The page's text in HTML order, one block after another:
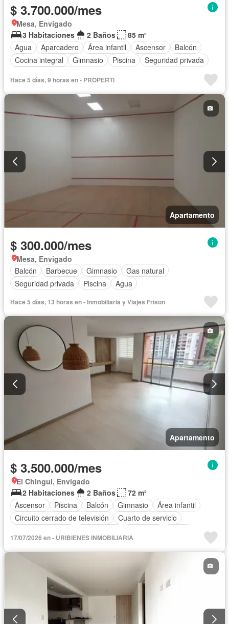
$ 3.700.000/mes
Mesa, Envigado
3 Habitaciones
2 Baños
85 m²
Agua
Aparcadero Área infantil Ascensor
Balcón
Cocina integral
Gimnasio Piscina
Seguridad privada
Hace 5 días, 9 horas en - PROPERTI
Apartamento
$ 300.000/mes
Mesa, Envigado
Balcón
Barbecue Gimnasio
Gas natural
Seguridad privada
Piscina Agua
Hace 5 días, 13 horas en - Inmobiliaria y Viajes Frison
Apartamento
$ 3.500.000/mes
El Chingui, Envigado
2 Habitaciones
2 Baños
72 m²
Ascensor
Piscina Balcón Gimnasio
Área infantil
Circuito cerrado de televisión
Cuarto de servicio
Sauna
Gas natural
17/07/2026 en - URIBIENES INMOBILIARIA